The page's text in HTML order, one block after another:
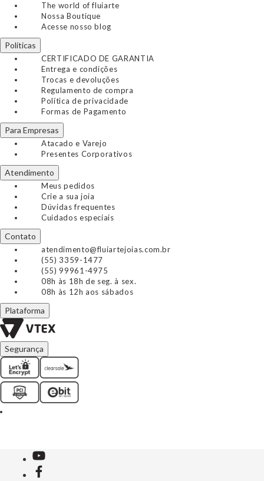
The world of fluiarte
Nossa Boutique
Acesse nosso blog
Políticas
CERTIFICADO DE GARANTIA
Entrega e condições
Trocas e devoluções
Regulamento de compra
Política de privacidade
Formas de Pagamento
Para Empresas
Atacado e Varejo
Presentes Corporativos
Atendimento
Meus pedidos
Crie a sua joia
Dúvidas frequentes
Cuidados especiais
Contato
atendimento@fluiartejoias.com.br
(55) 3359-1477
(55) 99961-4975
08h às 18h de seg. à sex.
08h às 12h aos sábados
Plataforma
Segurança